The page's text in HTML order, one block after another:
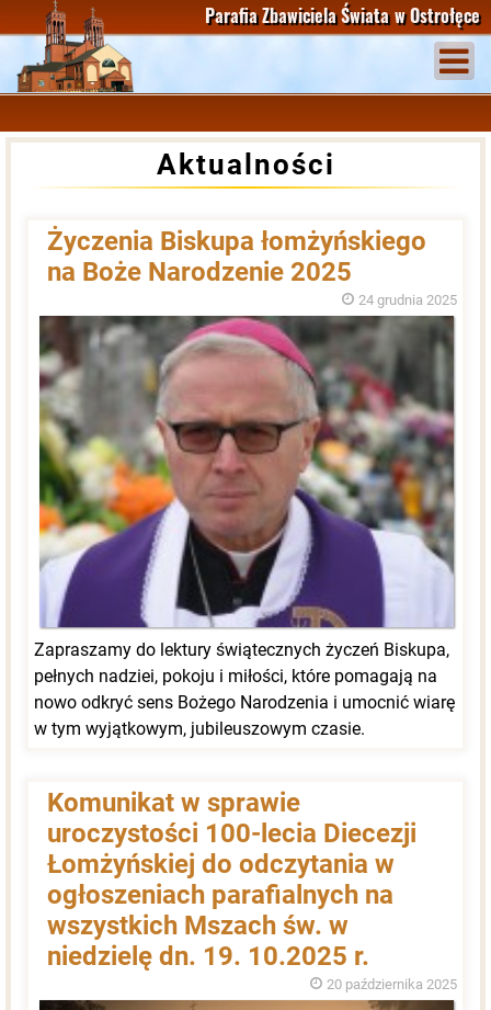
Parafia Zbawiciela Świata w Ostrołęce
Aktualności
Życzenia Biskupa łomżyńskiego
na Boże Narodzenie 2025
24 grudnia 2025
Zapraszamy do lektury świątecznych życzeń Biskupa,
pełnych nadziei, pokoju i miłości, które pomagają na
nowo odkryć sens Bożego Narodzenia i umocnić wiarę
w tym wyjątkowym, jubileuszowym czasie.
Komunikat w sprawie
uroczystości 100-lecia Diecezji
Łomżyńskiej do odczytania w
ogłoszeniach parafialnych na
wszystkich Mszach św. w
niedzielę dn. 19. 10.2025 r.
20 października 2025